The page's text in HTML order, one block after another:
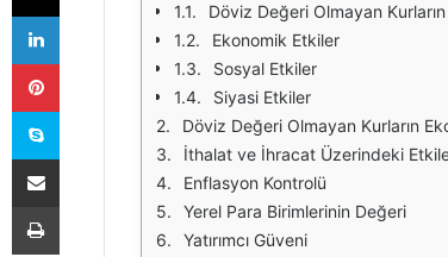
Döviz Değeri Olmayan Kurların
Ekonomik Etkiler
Sosyal Etkiler
Siyasi Etkiler
Döviz Değeri Olmayan Kurların
İthalat ve İhracat Üzerindeki
Enflasyon Kontrolü
Yerel Para Birimlerinin Değeri
Yatırımcı Güveni
LinkedIn
Pinterest
Skype
E-Posta ile paylaş